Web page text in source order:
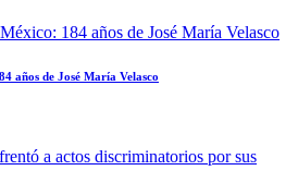
años de José María Velasco